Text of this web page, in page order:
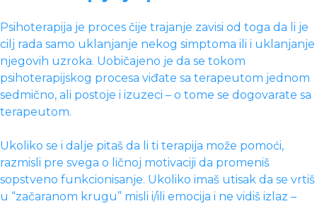
Psihoterapija je proces čije trajanje zavisi od toga da li je
cilj rada samo uklanjanje nekog simptoma ili i uklanjanje
njegovih uzroka. Uobičajeno je da se tokom
psihoterapijskog procesa viđate sa terapeutom jednom
sedmično, ali postoje i izuzeci – o tome se dogovarate sa
terapeutom.
Ukoliko se i dalje pitaš da li ti terapija može pomoći,
razmisli pre svega o ličnoj motivaciji da promeniš
sopstveno funkcionisanje. Ukoliko imaš utisak da se vrtiš
u “začaranom krugu” misli i/ili emocija i ne vidiš izlaz –